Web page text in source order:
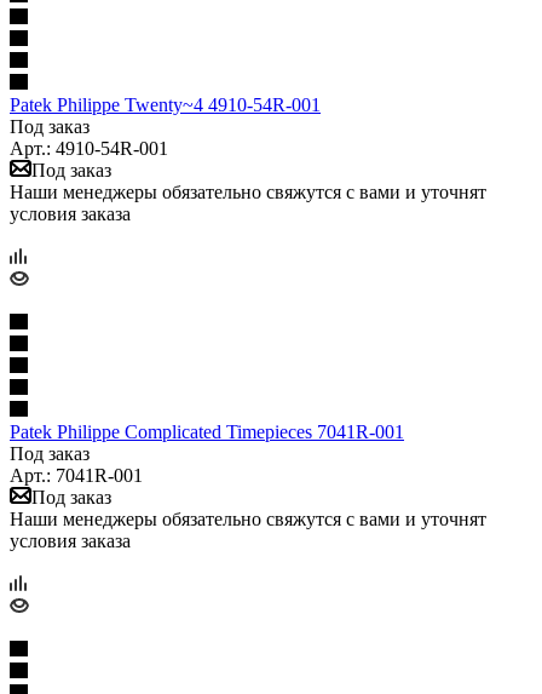
Patek Philippe Twenty~4 4910-54R-001
Под заказ
Арт.: 4910-54R-001
Под заказ
Наши менеджеры обязательно свяжутся с вами и уточнят
условия заказа
Patek Philippe Complicated Timepieces 7041R-001
Под заказ
Арт.: 7041R-001
Под заказ
Наши менеджеры обязательно свяжутся с вами и уточнят
условия заказа